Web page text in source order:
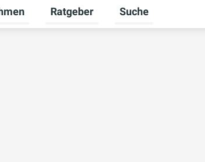
umschalten
für Karriere umschalten
Untermenü für Unternehmen
Ratgeber
Untermenü für
Suche